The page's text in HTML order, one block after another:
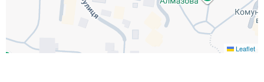
Leaflet